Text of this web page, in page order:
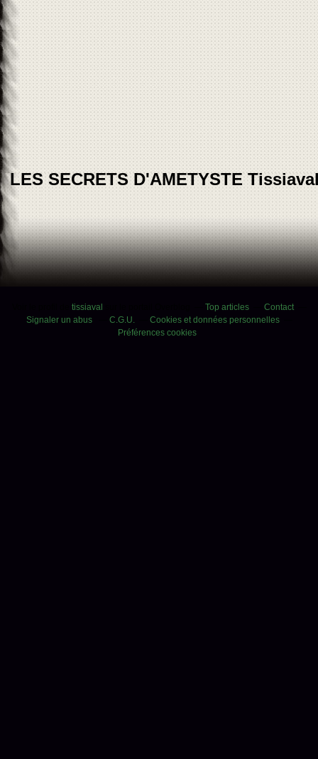
LES SECRETS D'AMETYSTE
tissiaval Top articles
Contact
Signaler un abus
C.G.U.
Cookies et données personnelles
Préférences cookies